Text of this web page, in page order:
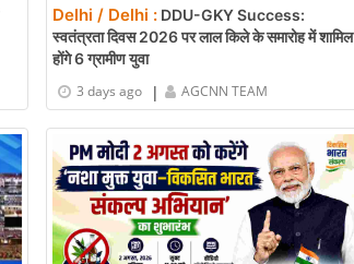
Delhi / Delhi : DDU-GKY Success:
स्वतंत्रता दिवस 2026 पर लाल किले के समारोह में शामिल
होंगे 6 ग्रामीण युवा
3 days ago
| AGCNN TEAM